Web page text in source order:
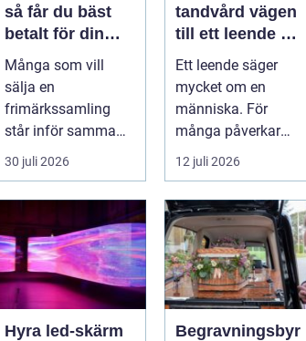
så får du bäst
betalt för din
samling
Många som vill
sälja en
frimärkssamling
står inför samma
frågor: Vad är
samlingen värd?
Var vänder m...
30 juli 2026
tandvård vägen
till ett leende du
trivs med
Ett leende säger
mycket om en
människa. För
många påverkar
tändernas utseende
både
självförtroendet ...
12 juli 2026
Hyra led-skärm
Begravningsbyr